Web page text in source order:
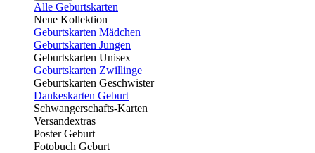
Alle Geburtskarten
Neue Kollektion
Geburtskarten Mädchen
Geburtskarten Jungen
Geburtskarten Unisex
Geburtskarten Zwillinge
Geburtskarten Geschwister
Dankeskarten Geburt
Schwangerschafts-Karten
Versandextras
Poster Geburt
Fotobuch Geburt